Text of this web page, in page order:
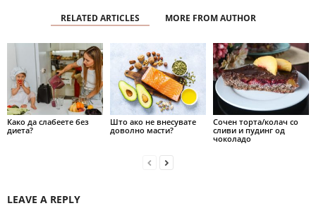
RELATED ARTICLES MORE FROM AUTHOR
Како да слабеете без
диета?
Што ако не внесувате
доволно масти?
Сочен торта/колач со
сливи и пудинг од
чоколадо
LEAVE A REPLY